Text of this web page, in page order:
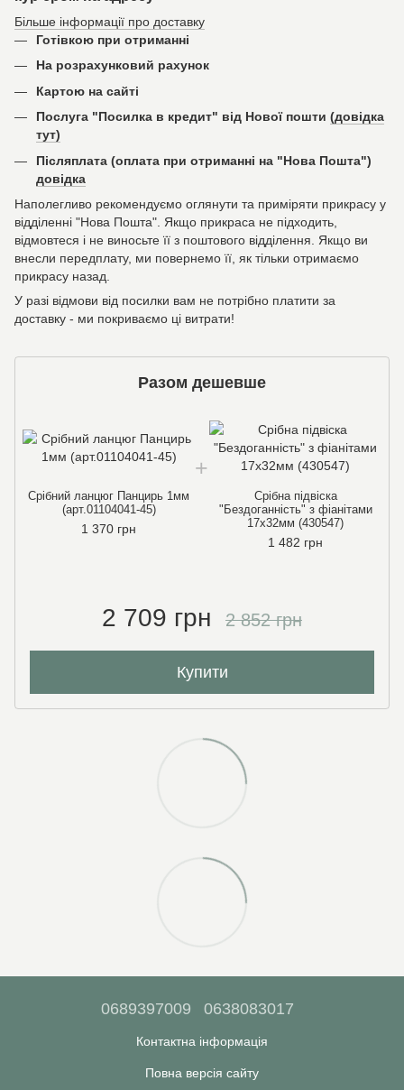
Більше інформації про доставку
Готівкою при отриманні
На розрахунковий рахунок
Картою на сайті
Послуга "Посилка в кредит" від Нової пошти (довідка
тут)
Післяплата (оплата при отриманні на "Нова Пошта")
довідка
Наполегливо рекомендуємо оглянути та приміряти прикрасу у
відділенні "Нова Пошта". Якщо прикраса не підходить,
відмовтеся і не виносьте її з поштового відділення. Якщо ви
внесли передплату, ми повернемо її, як тільки отримаємо
прикрасу назад.
У разі відмови від посилки вам не потрібно платити за
доставку - ми покриваємо ці витрати!
Разом дешевше
Срібний ланцюг Панцирь 1мм
(арт.01104041-45)
1 370 грн
Срібна підвіска
"Бездоганність" з фіанітами
17х32мм (430547)
1 482 грн
2 709 грн 2 852 грн
Купити
0689397009 0638083017
Контактна інформація
Повна версія сайту